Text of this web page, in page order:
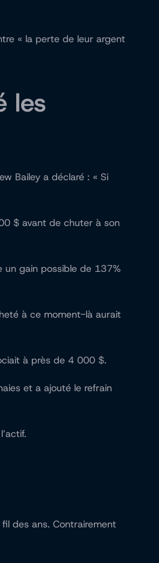
« la perte de leur argent
les
Bailey a déclaré : « Si
$ avant de chuter à son
un gain possible de 137%
à ce moment-là aurait
à près de 4 000 $.
et a ajouté le refrain
des ans. Contrairement